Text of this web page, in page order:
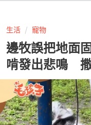
生活 寵物
邊牧誤把地面
啃發出悲鳴